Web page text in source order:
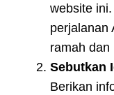
website
perjalanan
ramah dan
Sebutkan
Berikan